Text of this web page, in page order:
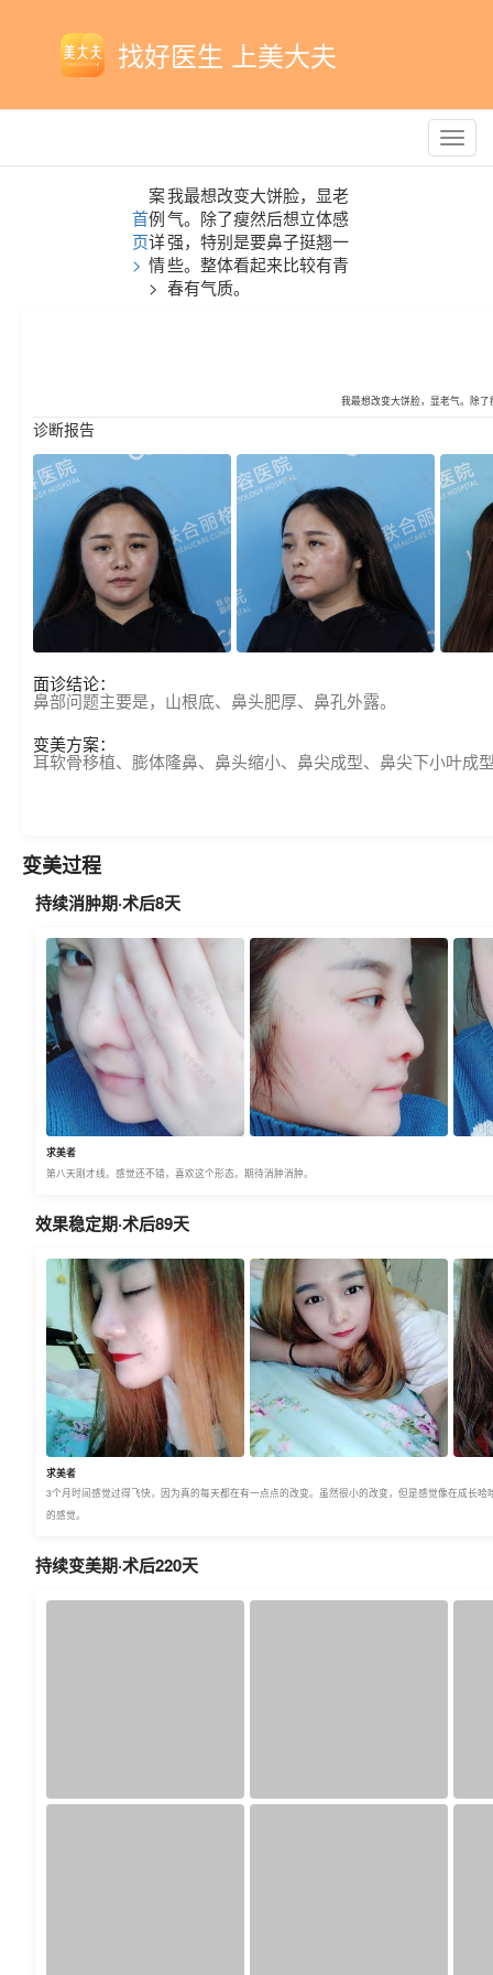
找好医生 上美大夫
首
页
>
案
例
详
情
>
我最想改变大饼脸，显老
气。除了瘦然后想立体感
强，特别是要鼻子挺翘一
些。整体看起来比较有青
春有气质。
我最想改变大饼脸，显老气。除
诊断报告
面诊结论：
鼻部问题主要是，山根底、鼻头肥厚、鼻孔外露。
变美方案：
耳软骨移植、膨体隆鼻、鼻头缩小、鼻尖成型、鼻尖下小叶
变美过程
持续消肿期·术后8天
求美者
第八天刚才线。感觉还不错，喜欢这个形态。期待消肿消肿。
效果稳定期·术后89天
求美者
3个月时间感觉过得飞快，因为真的每天都在有一点点的改变。虽然很小的改变，但是感觉像在成长
的感觉。
持续变美期·术后220天